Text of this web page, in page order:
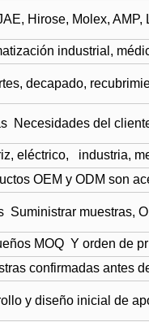
Hirose, Molex,
industrial,
decapado,
Necesidades del
eléctrico, industria,
OEM y ODM son
Suministrar muestras,
MOQ Y orden de
confirmadas antes
y diseño inicial de